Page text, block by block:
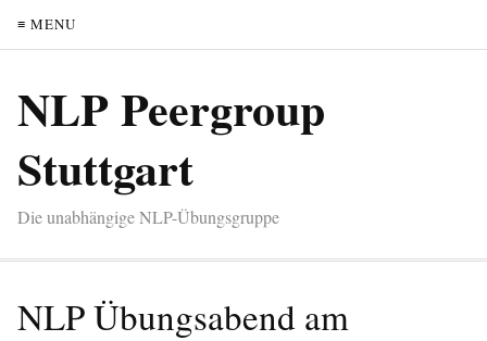
≡ MENU
NLP Peergroup
Stuttgart
Die unabhängige NLP-Übungsgruppe
NLP Übungsabend am